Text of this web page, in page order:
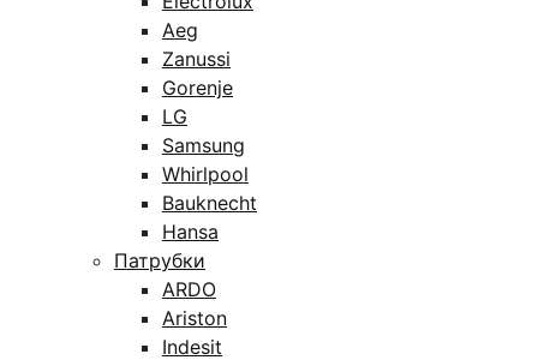
Aeg
Zanussi
Gorenje
LG
Samsung
Whirlpool
Bauknecht
Hansa
Патрубки
ARDO
Ariston
Indesit